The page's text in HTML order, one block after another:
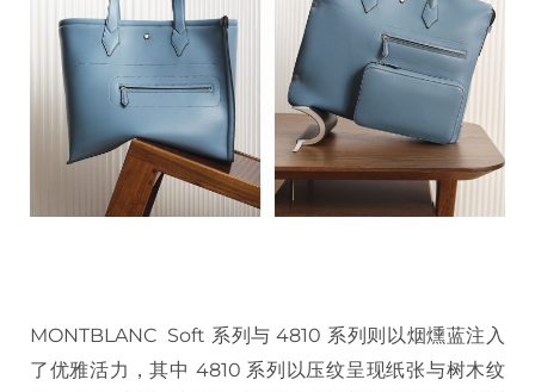
MONTBLANC Soft 系列与 4810 系列则以烟燻蓝注入
了优雅活力，其中 4810 系列以压纹呈现纸张与树木纹